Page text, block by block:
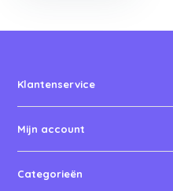
Klantenservice
Mijn account
Categorieën